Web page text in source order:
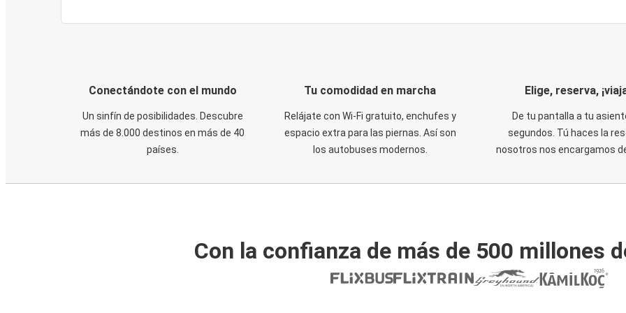
Conectándote con el mundo
Un sinfín de posibilidades. Descubre
más de 8.000 destinos en más de 40
países.
Tu comodidad en marcha
Relájate con Wi-Fi gratuito, enchufes y
espacio extra para las piernas. Así son
los autobuses modernos.
Elige, reserva,
De tu pantalla a tu
segundos. Tú haces la
nosotros nos encargamos
Con la confianza de más de 500 millones